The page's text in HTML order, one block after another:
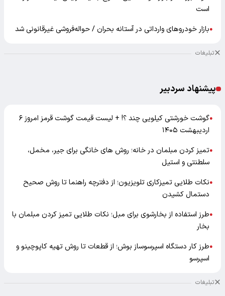
است
●بازار خودرو‌های وارداتی در آستانه بحران / حواله‌فروشی غیرقانونی شد
تبلیغات
پیشنهاد سردبیر
●
گوشت خورشتی کیلویی چند ؟! + لیست قیمت گوشت قرمز امروز ۶
اردیبهشت ۱۴۰۵
●تمیز کردن مبلمان در خانه؛ روش های خانگی برای جیر، مخمل،
سلطنتی و استیل
●نکات طلایی تمیزکاری تلویزیون؛ از دفترچه راهنما تا روش صحیح
دستمال کشیدن
●طرز استفاده از بخارشوی برای مبل؛ نکات طلایی تمیز کردن مبلمان با
بخار
●طرز کار دستگاه اسپرسوساز بوش؛ از قطعات تا روش تهیه کاپوچینو و
اسپرسو
تبلیغات